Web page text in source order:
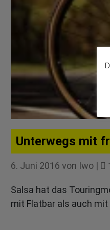
Unterwegs mit
6. Juni 2016 von Iwo |
Salsa hat das
mit Flatbar als auch